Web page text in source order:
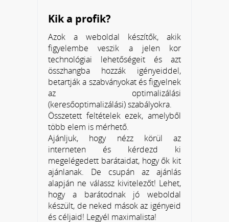
Kik a profik?
Azok a weboldal készítők, akik
figyelembe veszik a jelen kor
technológiai lehetőségeit és azt
összhangba hozzák igényeiddel,
betartják a szabványokat és figyelnek
az optimalizálási
(keresőoptimalizálási) szabályokra.
Összetett feltételek ezek, amelyből
több elem is mérhető.
Ajánljuk, hogy nézz körül az
interneten és kérdezd ki
megelégedett barátaidat, hogy ők kit
ajánlanak. De csupán az ajánlás
alapján ne válassz kivitelezőt! Lehet,
hogy a barátodnak jó weboldal
készült, de neked mások az igényeid
és céljaid! Legyél maximalista!